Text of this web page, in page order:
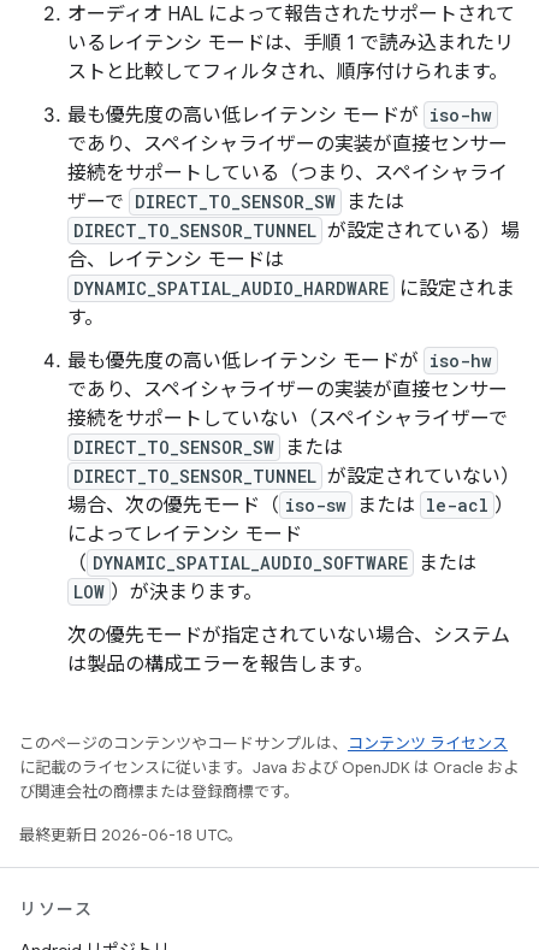
オーディオ HAL によって報告されたサポートされて
いるレイテンシ モードは、手順 1 で読み込まれたリ
ストと比較してフィルタされ、順序付けられます。
最も優先度の高い低レイテンシ モードが iso-hw
であり、スペイシャライザーの実装が直接センサー
接続をサポートしている（つまり、スペイシャライ
ザーで DIRECT_TO_SENSOR_SW または
DIRECT_TO_SENSOR_TUNNEL が設定されている）場
合、レイテンシ モードは
DYNAMIC_SPATIAL_AUDIO_HARDWARE に設定されま
す。
最も優先度の高い低レイテンシ モードが iso-hw
であり、スペイシャライザーの実装が直接センサー
接続をサポートしていない（スペイシャライザーで
DIRECT_TO_SENSOR_SW または
DIRECT_TO_SENSOR_TUNNEL が設定されていない）
場合、次の優先モード（ iso-sw または le-acl ）
によってレイテンシ モード
（ DYNAMIC_SPATIAL_AUDIO_SOFTWARE または
LOW ）が決まります。
次の優先モードが指定されていない場合、システム
は製品の構成エラーを報告します。
このページのコンテンツやコードサンプルは、
コンテンツ ライセンス
に記載のライセンスに従います。Java および OpenJDK は Oracle およ
び関連会社の商標または登録商標です。
最終更新日 2026-06-18 UTC。
リソース